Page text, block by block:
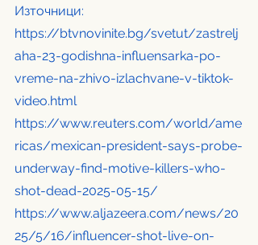
Източници:
https://btvnovinite.bg/svetut/zastrelj
aha-23-godishna-influensarka-po-
vreme-na-zhivo-izlachvane-v-tiktok-
video.html
https://www.reuters.com/world/ame
ricas/mexican-president-says-probe-
underway-find-motive-killers-who-
shot-dead-2025-05-15/
https://www.aljazeera.com/news/20
25/5/16/influencer-shot-live-on-